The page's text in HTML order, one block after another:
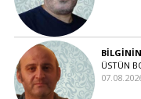
ÜSTÜN